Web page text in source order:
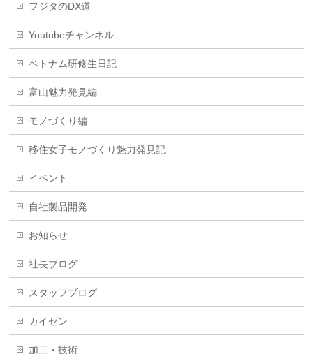
フジタのDX道
Youtubeチャンネル
ベトナム研修生日記
富山魅力発見編
モノづくり編
移住女子モノづくり魅力発見記
イベント
自社製品開発
お知らせ
社長ブログ
スタッフブログ
カイゼン
加工・技術